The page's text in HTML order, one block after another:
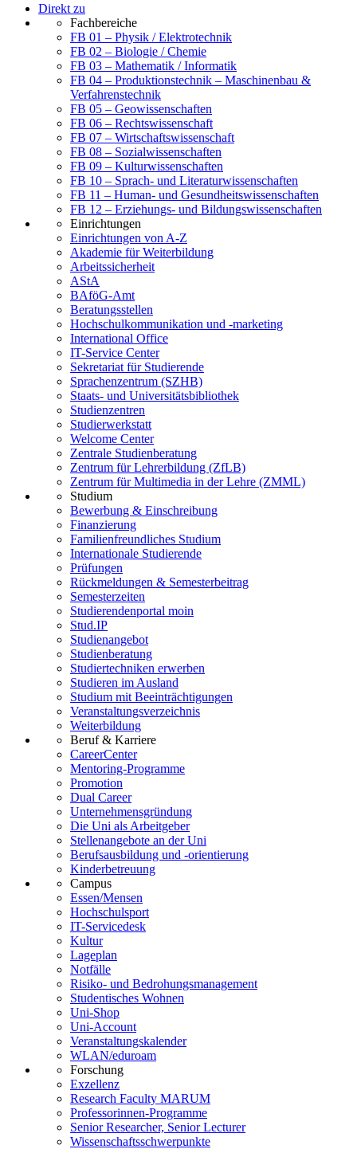
Direkt zu
Fachbereiche
FB 01 – Physik / Elektrotechnik
FB 02 – Biologie / Chemie
FB 03 – Mathematik / Informatik
FB 04 – Produktionstechnik – Maschinenbau &
Verfahrenstechnik
FB 05 – Geowissenschaften
FB 06 – Rechtswissenschaft
FB 07 – Wirtschaftswissenschaft
FB 08 – Sozialwissenschaften
FB 09 – Kulturwissenschaften
FB 10 – Sprach- und Literaturwissenschaften
FB 11 – Human- und Gesundheitswissenschaften
FB 12 – Erziehungs- und Bildungswissenschaften
Einrichtungen
Einrichtungen von A-Z
Akademie für Weiterbildung
Arbeitssicherheit
AStA
BAföG-Amt
Beratungsstellen
Hochschulkommunikation und -marketing
International Office
IT-Service Center
Sekretariat für Studierende
Sprachenzentrum (SZHB)
Staats- und Universitätsbibliothek
Studienzentren
Studierwerkstatt
Welcome Center
Zentrale Studienberatung
Zentrum für Lehrerbildung (ZfLB)
Zentrum für Multimedia in der Lehre (ZMML)
Studium
Bewerbung & Einschreibung
Finanzierung
Familienfreundliches Studium
Internationale Studierende
Prüfungen
Rückmeldungen & Semesterbeitrag
Semesterzeiten
Studierendenportal moin
Stud.IP
Studienangebot
Studienberatung
Studiertechniken erwerben
Studieren im Ausland
Studium mit Beeinträchtigungen
Veranstaltungsverzeichnis
Weiterbildung
Beruf & Karriere
CareerCenter
Mentoring-Programme
Promotion
Dual Career
Unternehmensgründung
Die Uni als Arbeitgeber
Stellenangebote an der Uni
Berufsausbildung und -orientierung
Kinderbetreuung
Campus
Essen/Mensen
Hochschulsport
IT-Servicedesk
Kultur
Lageplan
Notfälle
Risiko- und Bedrohungsmanagement
Studentisches Wohnen
Uni-Shop
Uni-Account
Veranstaltungskalender
WLAN/eduroam
Forschung
Exzellenz
Research Faculty MARUM
Professorinnen-Programme
Senior Researcher, Senior Lecturer
Wissenschaftsschwerpunkte